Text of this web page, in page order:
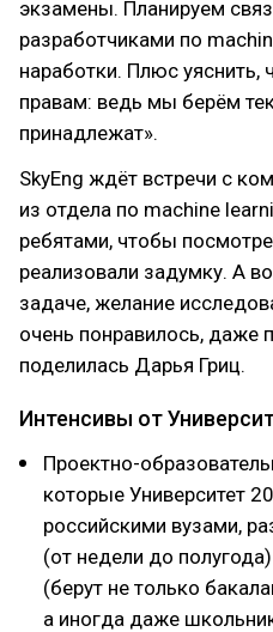
экзамены. Планируем
разработчиками по
наработки. Плюс уяснить,
правам: ведь мы берём
принадлежат».
SkyEng ждёт встречи с
из отдела по machine
ребятами, чтобы
реализовали задумку. А
задаче, желание
очень понравилось, даже
поделилась Дарья Гриц.
Интенсивы от
Проектно-
которые Университет
российскими вузами,
(от недели до
(берут не только
а иногда даже